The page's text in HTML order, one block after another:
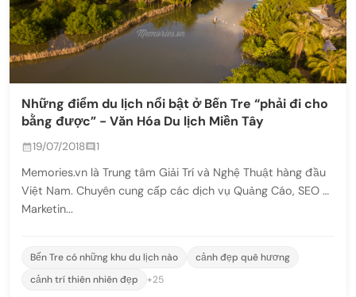
Những điểm du lịch nổi bật ở Bến Tre “phải đi cho
bằng được” - Văn Hóa Du lịch Miền Tây
19/07/2018 1
Memories.vn là Trung tâm Giải Trí và Nghệ Thuật hàng đầu
Việt Nam. Chuyên cung cấp các dịch vụ Quảng Cáo, SEO -
Marketin...
Bến Tre có những khu du lịch nào
cảnh đẹp quê hương
cảnh trí thiên nhiên đẹp
+25